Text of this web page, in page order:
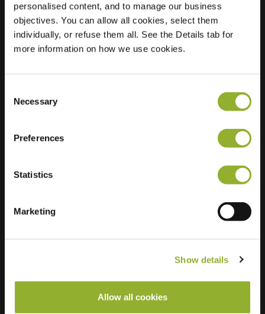
personalised content, and to manage our business
objectives. You can allow all cookies, select them
individually, or refuse them all. See the Details tab for
more information on how we use cookies.
Selection
Necessary
Preferences
Statistics
Marketing
Show details
Allow all cookies
Posizione
Herner Str. 419
44807 Bochum
Germania
Ultra-Fast
8 of 8 available
Regular Charging 15 of 15 available